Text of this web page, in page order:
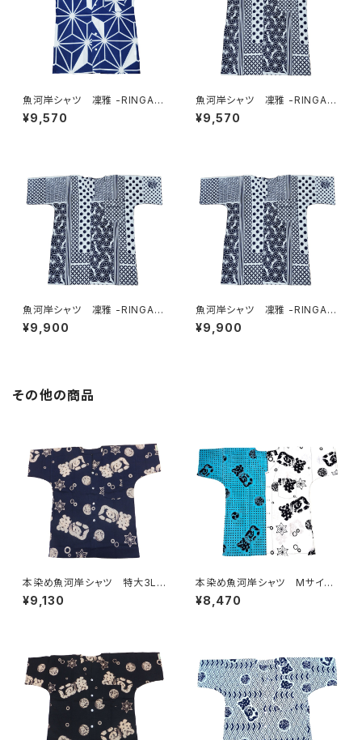
魚河岸シャツ 凜雅 -RINGA-
プレミアムシリーズ① 麻かざぐ
るま Sサイズ 認定証付き
¥9,570
魚河岸シャツ 凜雅 -RINGA-
プレミアムシリーズ② 伝統幾
何学小紋柄 Sサイズ 認定証
¥9,570
魚河岸シャツ 凜雅 -RINGA-
プレミアムシリーズ② 伝統幾
何学小紋柄 Mサイズ 認定証
¥9,900
魚河岸シャツ 凜雅 -RINGA-
プレミアムシリーズ② 伝統幾
何学小紋柄 Lサイズ 認定証
¥9,900
その他の商品
本染め魚河岸シャツ 特大3Lサ
イズ 認定証付き 木綿晒 涼
麻柄 紺×白 日本製 注染そ
¥9,130
本染め魚河岸シャツ Mサイ
ズ 認定証付き 木綿晒 日本
製 伝統豆絞り柄×涼麻柄 水
ぬぐいシャツ 濱いちシャツ 焼
津 浜通り 港町
¥8,470